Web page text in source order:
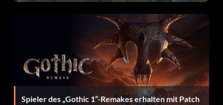
Spieler des „Gothic 1“-Remakes erhalten mit Patch